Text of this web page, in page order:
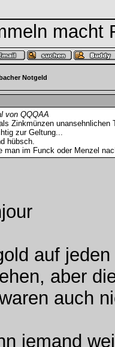
macht
Notgeld
von QQQAA
Zinkmünzen
zur Geltung...
hübsch.
man im Funck oder Menzel
auf
aber
auch
jemand